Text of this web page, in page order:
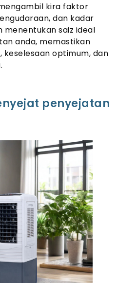
kira faktor
dan kadar
menentukan saiz ideal
anda, memastikan
keselesaan optimum, dan
penyejatan